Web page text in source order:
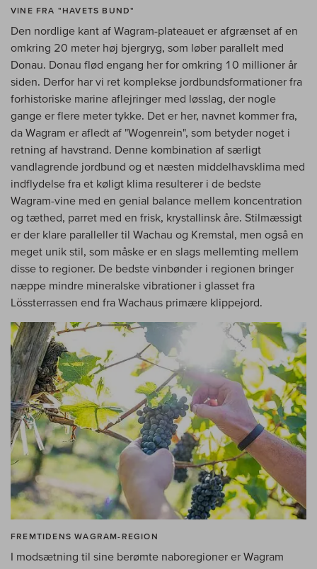
VINE FRA "HAVETS BUND"
Den nordlige kant af Wagram-plateauet er afgrænset af en
omkring 20 meter høj bjergryg, som løber parallelt med
Donau. Donau flød engang her for omkring 10 millioner år
siden. Derfor har vi ret komplekse jordbundsformationer fra
forhistoriske marine aflejringer med løsslag, der nogle
gange er flere meter tykke. Det er her, navnet kommer fra,
da Wagram er afledt af "Wogenrein", som betyder noget i
retning af havstrand. Denne kombination af særligt
vandlagrende jordbund og et næsten middelhavsklima med
indflydelse fra et køligt klima resulterer i de bedste
Wagram-vine med en genial balance mellem koncentration
og tæthed, parret med en frisk, krystallinsk åre. Stilmæssigt
er der klare paralleller til Wachau og Kremstal, men også en
meget unik stil, som måske er en slags mellemting mellem
disse to regioner. De bedste vinbønder i regionen bringer
næppe mindre mineralske vibrationer i glasset fra
Lössterrassen end fra Wachaus primære klippejord.
FREMTIDENS WAGRAM-REGION
I modsætning til sine berømte naboregioner er Wagram